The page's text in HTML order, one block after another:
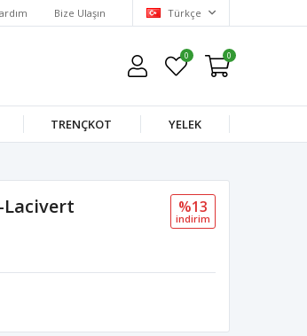
Bize Ulaşın Türkçe
0 0
TRENÇKOT YELEK
Lacivert %13
i̇ndi̇ri̇m